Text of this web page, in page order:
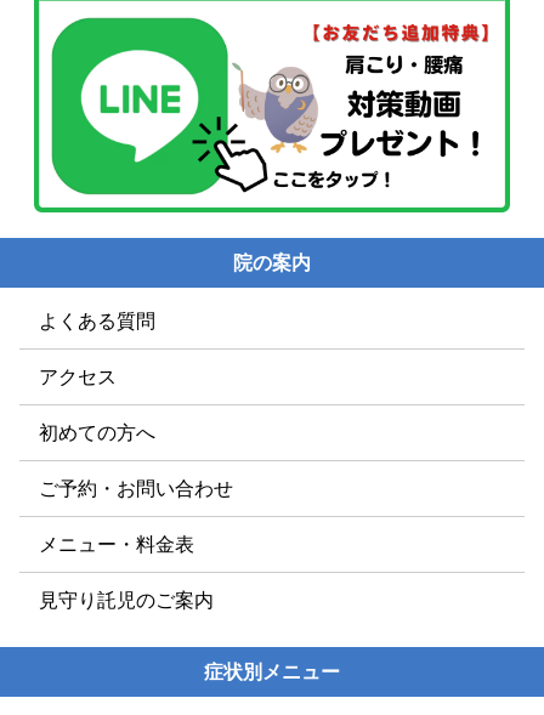
院の案内
よくある質問
アクセス
初めての方へ
ご予約・お問い合わせ
メニュー・料金表
見守り託児のご案内
症状別メニュー